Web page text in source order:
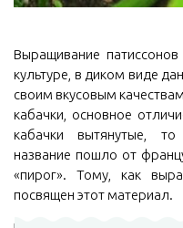
Выращивание
культуре, в диком виде
своим вкусовым
кабачки, основное
кабачки вытянутые,
название пошло от
«пирог». Тому, как
посвящен этот материал.